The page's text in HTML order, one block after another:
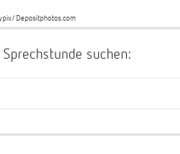
Depositphotos.com
Sprechstunde suchen: